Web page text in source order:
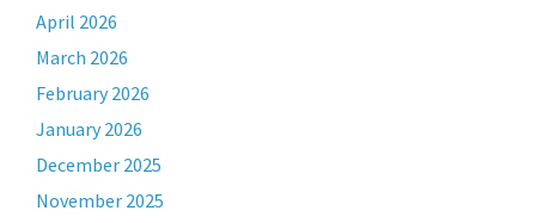
April 2026
March 2026
February 2026
January 2026
December 2025
November 2025